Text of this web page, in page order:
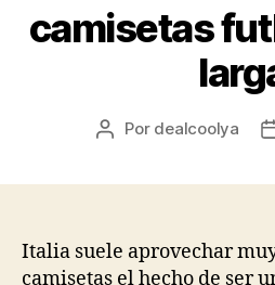
camisetas
Autor
Por dealcoolya
Italia suele aprovechar
camisetas el hecho de ser